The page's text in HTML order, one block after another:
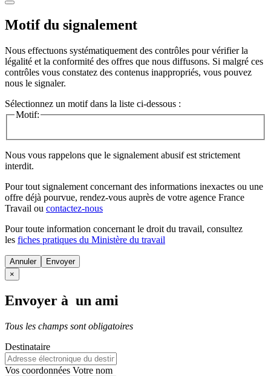
Motif du signalement
Nous effectuons systématiquement des contrôles pour vérifier la
légalité et la conformité des offres que nous diffusons. Si malgré ces
contrôles vous constatez des contenus inappropriés, vous pouvez
nous le signaler.
Sélectionnez un motif dans la liste ci-dessous :
Motif:
Nous vous rappelons que le signalement abusif est strictement
interdit.
Pour tout signalement concernant des informations inexactes ou une
offre déjà pourvue, rendez-vous auprès de votre agence France
Travail ou contactez-nous
Pour toute information concernant le droit du travail, consultez
les fiches pratiques du Ministère du travail
Annuler
×
Envoyer à un ami
Tous les champs sont obligatoires
Destinataire
Vos coordonnées Votre nom